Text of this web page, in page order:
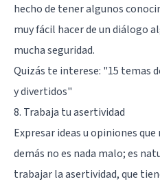
hecho de tener algunos
muy fácil hacer de un diálogo
mucha seguridad.
Quizás te interese: "15 temas
y divertidos"
8. Trabaja tu asertividad
Expresar ideas u opiniones
demás no es nada malo; es
trabajar la asertividad, que